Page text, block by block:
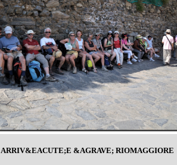
ARRIV&EACUTE;E &AGRAVE; RIOMAGGIORE